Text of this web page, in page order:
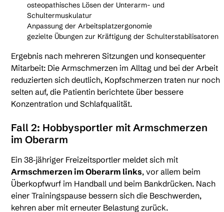
osteopathisches Lösen der Unterarm- und
Schultermuskulatur
Anpassung der Arbeitsplatzergonomie
gezielte Übungen zur Kräftigung der Schulterstabilisatoren
Ergebnis nach mehreren Sitzungen und konsequenter
Mitarbeit: Die Armschmerzen im Alltag und bei der Arbeit
reduzierten sich deutlich, Kopfschmerzen traten nur noch
selten auf, die Patientin berichtete über bessere
Konzentration und Schlafqualität.
Fall 2: Hobbysportler mit Armschmerzen
im Oberarm
Ein 38‑jähriger Freizeitsportler meldet sich mit
Armschmerzen im Oberarm links, vor allem beim
Überkopfwurf im Handball und beim Bankdrücken. Nach
einer Trainingspause bessern sich die Beschwerden,
kehren aber mit erneuter Belastung zurück.